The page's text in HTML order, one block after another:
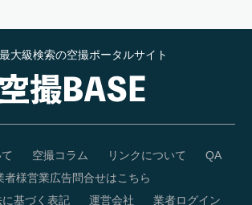
大級検索の空撮ポータルサイト
空撮コラム リンクについて
QA
者様営業広告問合せはこちら
基づく表記
運営会社 業者ログイン